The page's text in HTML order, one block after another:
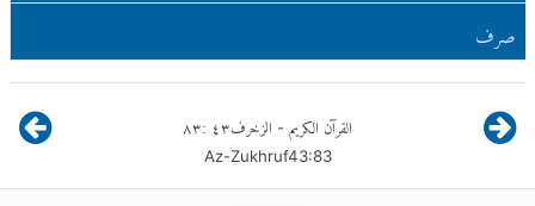
صرف
القرآن الكريم - الزخرف٤٣ :٨٣
Az-Zukhruf43:83